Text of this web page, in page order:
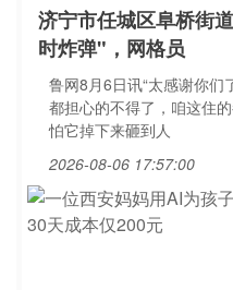
济宁市任城区阜桥街
时炸弹"，网格员
鲁网8月6日讯“太感谢你们
都担心的不得了，咱这住
怕它掉下来砸到人
2026-08-06 17:57:00